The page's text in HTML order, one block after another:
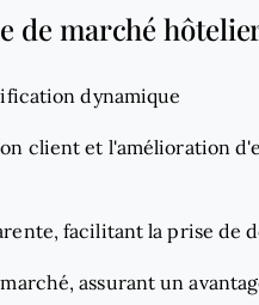
de marché
dynamique
client et l'amélioration
facilitant la prise de
assurant un